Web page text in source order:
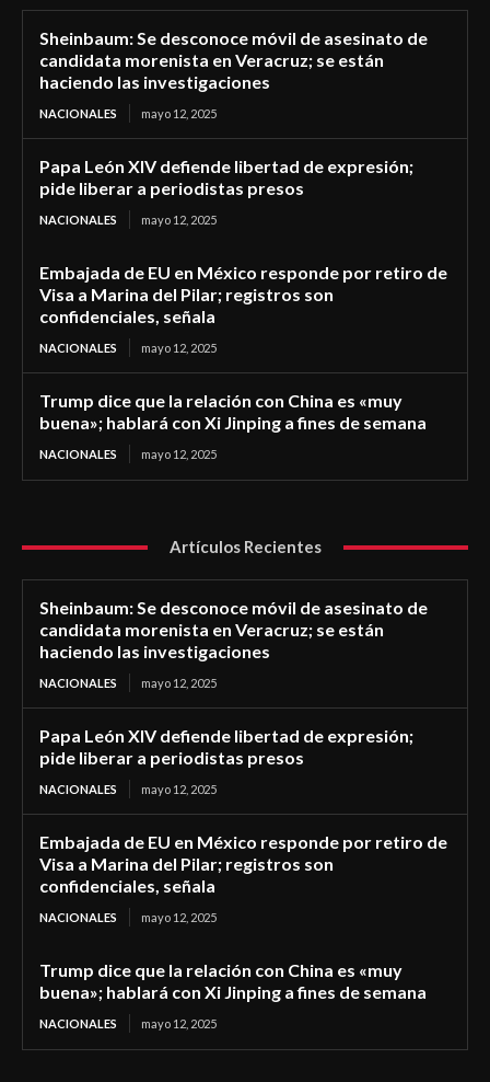
Sheinbaum: Se desconoce móvil de asesinato de
candidata morenista en Veracruz; se están
haciendo las investigaciones
NACIONALES mayo 12, 2025
Papa León XIV defiende libertad de expresión;
pide liberar a periodistas presos
NACIONALES mayo 12, 2025
Embajada de EU en México responde por retiro de
Visa a Marina del Pilar; registros son
confidenciales, señala
NACIONALES mayo 12, 2025
Trump dice que la relación con China es «muy
buena»; hablará con Xi Jinping a fines de semana
NACIONALES mayo 12, 2025
Artículos Recientes
Sheinbaum: Se desconoce móvil de asesinato de
candidata morenista en Veracruz; se están
haciendo las investigaciones
NACIONALES mayo 12, 2025
Papa León XIV defiende libertad de expresión;
pide liberar a periodistas presos
NACIONALES mayo 12, 2025
Embajada de EU en México responde por retiro de
Visa a Marina del Pilar; registros son
confidenciales, señala
NACIONALES mayo 12, 2025
Trump dice que la relación con China es «muy
buena»; hablará con Xi Jinping a fines de semana
NACIONALES mayo 12, 2025